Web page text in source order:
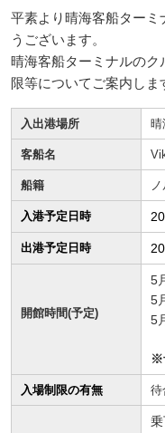
平素より晴海客船ターミ
うございます。
晴海客船ターミナルのク
限等についてご案内しま
入出港場所 晴
客船名
船籍
入港予定日時
出港予定日時
開館時間(予定)
5
5
5
※
入場制限の有無 待